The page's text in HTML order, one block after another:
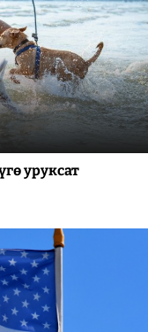
уруксат